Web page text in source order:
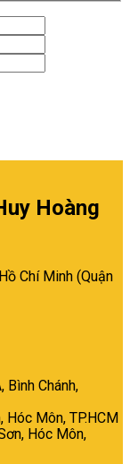
Hoàng
Chí Minh (Quận
Bình Chánh,
Hóc Môn, TP.HCM
Hóc Môn,